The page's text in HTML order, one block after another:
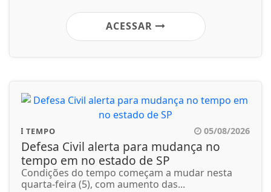
ACESSAR
TEMPO 05/08/2026
Defesa Civil alerta para mudança no
tempo em no estado de SP
Condições do tempo começam a mudar nesta
quarta-feira (5), com aumento das...